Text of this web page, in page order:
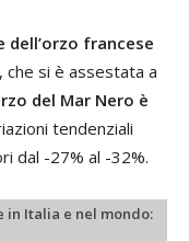
dell’orzo francese
si è assestata a
del Mar Nero è
tendenziali
dal -27% al -32%.
in Italia e nel mondo: